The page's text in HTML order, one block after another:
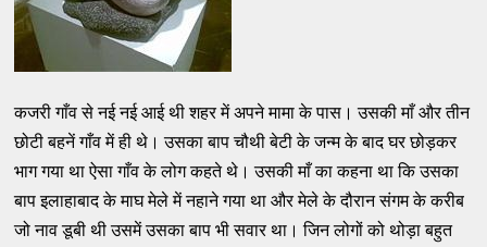
कजरी गाँव से नई नई आई थी शहर में अपने मामा के पास। उसकी माँ और तीन
छोटी बहनें गाँव में ही थे। उसका बाप चौथी बेटी के जन्म के बाद घर छोड़कर
भाग गया था ऐसा गाँव के लोग कहते थे। उसकी माँ का कहना था कि उसका
बाप इलाहाबाद के माघ मेले में नहाने गया था और मेले के दौरान संगम के करीब
जो नाव डूबी थी उसमें उसका बाप भी सवार था। जिन लोगों को थोड़ा बहुत